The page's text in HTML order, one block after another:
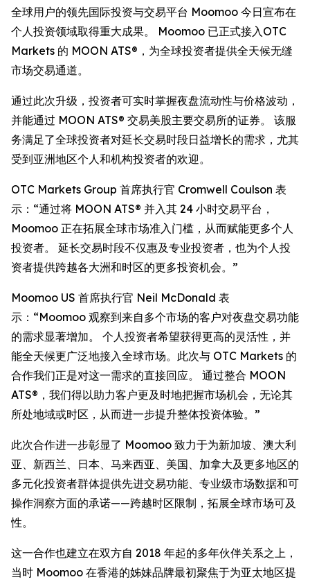
全球用户的领先国际投资与交易平台 Moomoo 今日宣布在
个人投资领域取得重大成果。 Moomoo 已正式接入OTC
Markets 的 MOON ATS®，为全球投资者提供全天候无缝
市场交易通道。
通过此次升级，投资者可实时掌握夜盘流动性与价格波动，
并能通过 MOON ATS® 交易美股主要交易所的证券。 该服
务满足了全球投资者对延长交易时段日益增长的需求，尤其
受到亚洲地区个人和机构投资者的欢迎。
OTC Markets Group 首席执行官 Cromwell Coulson 表
示：“通过将 MOON ATS® 并入其 24 小时交易平台，
Moomoo 正在拓展全球市场准入门槛，从而赋能更多个人
投资者。 延长交易时段不仅惠及专业投资者，也为个人投
资者提供跨越各大洲和时区的更多投资机会。”
Moomoo US 首席执行官 Neil McDonald 表
示：“Moomoo 观察到来自多个市场的客户对夜盘交易功能
的需求显著增加。 个人投资者希望获得更高的灵活性，并
能全天候更广泛地接入全球市场。此次与 OTC Markets 的
合作我们正是对这一需求的直接回应。 通过整合 MOON
ATS®，我们得以助力客户更及时地把握市场机会，无论其
所处地域或时区，从而进一步提升整体投资体验。”
此次合作进一步彰显了 Moomoo 致力于为新加坡、澳大利
亚、新西兰、日本、马来西亚、美国、加拿大及更多地区的
多元化投资者群体提供先进交易功能、专业级市场数据和可
操作洞察方面的承诺——跨越时区限制，拓展全球市场可及
性。
这一合作也建立在双方自 2018 年起的多年伙伴关系之上，
当时 Moomoo 在香港的姊妹品牌最初聚焦于为亚太地区提